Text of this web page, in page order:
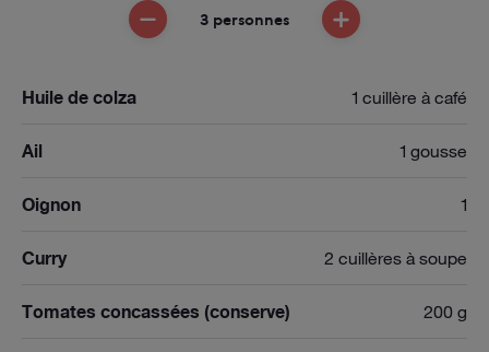
ENLEVER UNE PERSONNE
3 personnes AJOUTER UNE
Huile de colza 1 cuillère à café
Ail 1 gousse
Oignon 1
Curry 2 cuillères à soupe
Tomates concassées (conserve) 200 g